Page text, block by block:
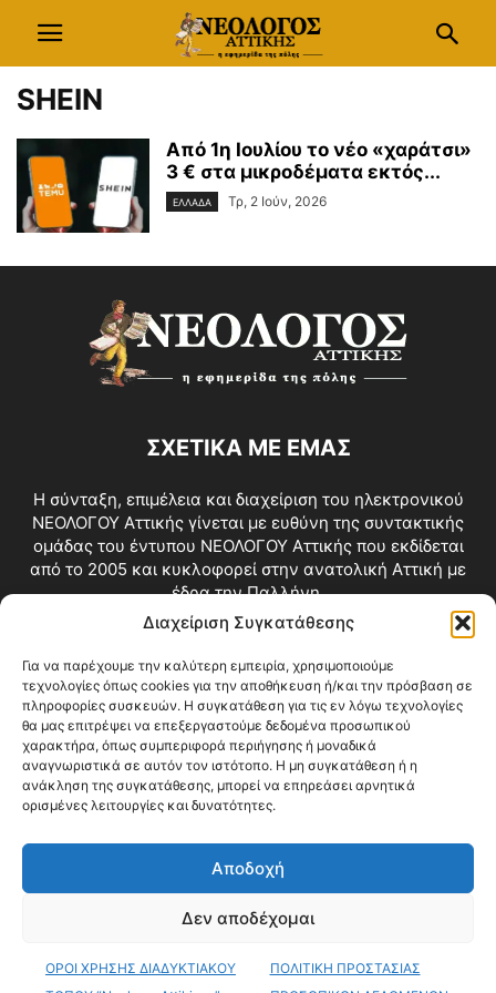
Διαχείριση Συγκατάθεσης
Για να παρέχουμε την καλύτερη εμπειρία, χρησιμοποιούμε
τεχνολογίες όπως cookies για την αποθήκευση ή/και την πρόσβαση σε
πληροφορίες συσκευών. Η συγκατάθεση για τις εν λόγω τεχνολογίες
θα μας επιτρέψει να επεξεργαστούμε δεδομένα προσωπικού
χαρακτήρα, όπως συμπεριφορά περιήγησης ή μοναδικά
αναγνωριστικά σε αυτόν τον ιστότοπο. Η μη συγκατάθεση ή η
ανάκληση της συγκατάθεσης, μπορεί να επηρεάσει αρνητικά
ορισμένες λειτουργίες και δυνατότητες.
Αποδοχή
Δεν αποδέχομαι
ΟΡΟΙ ΧΡΗΣΗΣ ΔΙΑΔΥΚΤΙΑΚΟΥ
ΠΟΛΙΤΙΚΗ ΠΡΟΣΤΑΣΙΑΣ
SHEIN
Από 1η Ιουλίου το νέο «χαράτσι»
3 € στα μικροδέματα εκτός...
ΕΛΛΑΔΑ Τρ, 2 Ιούν, 2026
ΣΧΕΤΙΚΑ ΜΕ ΕΜΑΣ
Η σύνταξη, επιμέλεια και διαχείριση του ηλεκτρονικού
ΝΕΟΛΟΓΟΥ Αττικής γίνεται με ευθύνη της συντακτικής
ομάδας του έντυπου ΝΕΟΛΟΓΟΥ Αττικής που εκδίδεται
από το 2005 και κυκλοφορεί στην ανατολική Αττική με
έδρα την Παλλήνη.
Επικοινωνία:info@neologosattikis.gr
ΑΚΟΛΟΥΘΗΣΕ ΜΑΣ
Videos Όροι Χρήσης
© Copyright 2026 ΝΕΟΛΟΓΟΣ ΑΤΤΙΚΗΣ • All Rights Reserved •